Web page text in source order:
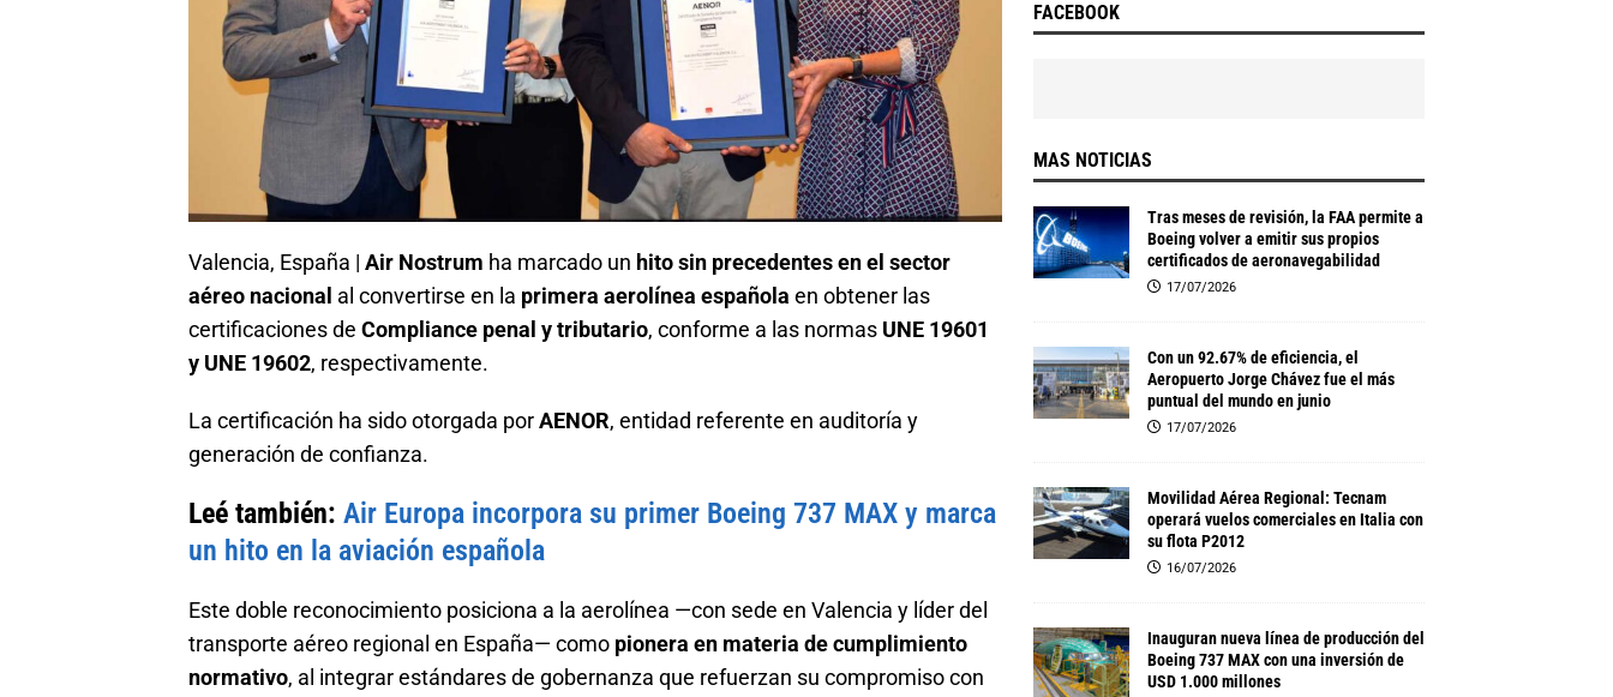
Valencia, España | Air Nostrum ha marcado un hito sin precedentes en el sector
aéreo nacional al convertirse en la primera aerolínea española en obtener las
certificaciones de Compliance penal y tributario, conforme a las normas UNE 19601
y UNE 19602, respectivamente.
La certificación ha sido otorgada porAENOR, entidad referente en auditoría y
generación de confianza.
Leé también: Air Europa incorpora su primer Boeing 737 MAX y marca
un hito en la aviación española
Este doble reconocimiento posiciona a la aerolínea —con sede en Valencia y líder del
transporte aéreo regional en España— como pionera en materia de cumplimiento
normativo, al integrar estándares de gobernanza que refuerzan su compromiso con
FACEBOOK
MAS NOTICIAS
Tras meses de revisión, la FAA permite a
Boeing volver a emitir sus propios
certificados de aeronavegabilidad
17/07/2026
Con un 92.67% de eficiencia, el
Aeropuerto Jorge Chávez fue el más
puntual del mundo en junio
17/07/2026
Movilidad Aérea Regional: Tecnam
operará vuelos comerciales en Italia con
su flota P2012
16/07/2026
Inauguran nueva línea de producción del
Boeing 737 MAX con una inversión de
USD 1.000 millones